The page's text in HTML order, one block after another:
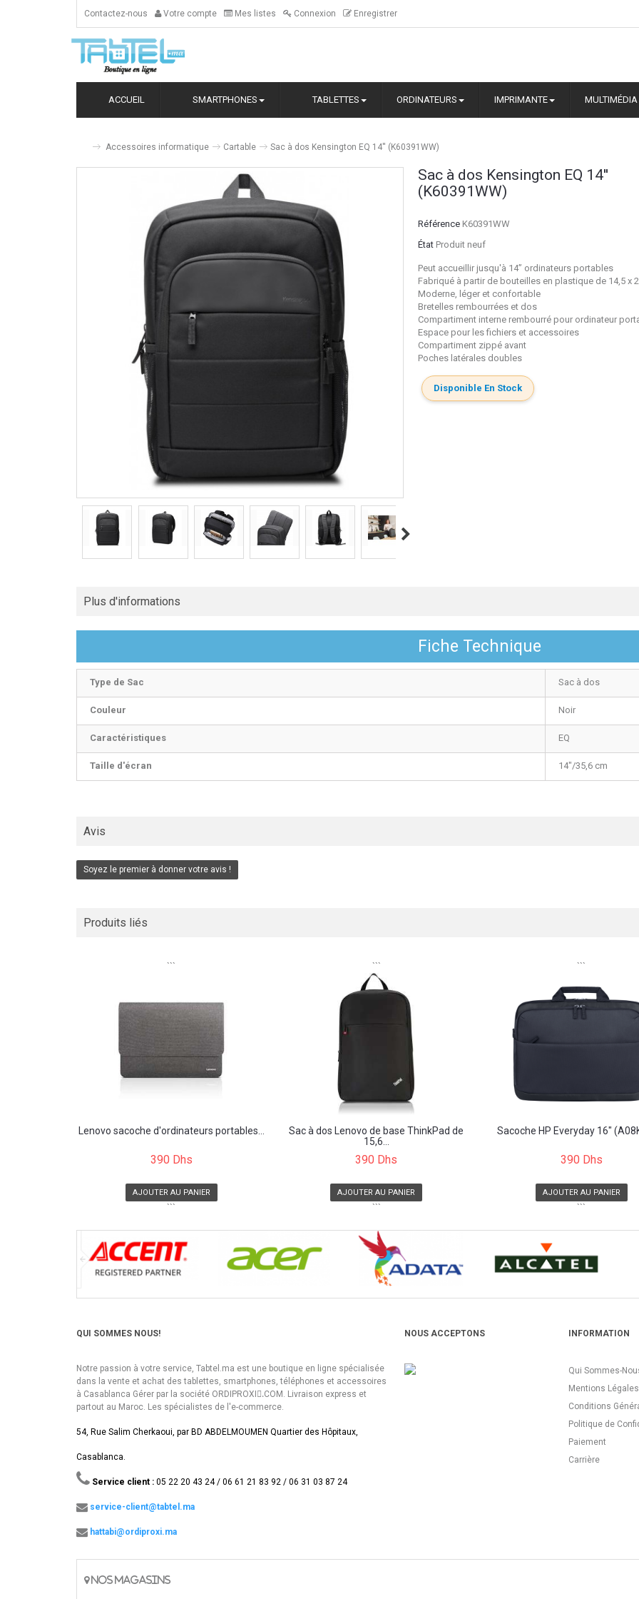
Contactez-nous Votre compte Mes listes Connexion Enregistrer
ACCUEIL SMARTPHONES TABLETTES ORDINATEURS IMPRIMANTE MULTIMÉDIA
Accessoires informatique Cartable Sac à dos Kensington EQ 14'' (K60391WW)
Sac à dos Kensington EQ 14''
(K60391WW)
Référence K60391WW
État Produit neuf
Peut accueillir jusqu'à 14” ordinateurs portables
Fabriqué à partir de bouteilles en plastique de 14,5 x
Moderne, léger et confortable
Bretelles rembourrées et dos
Compartiment interne rembourré pour ordinateur
Espace pour les fichiers et accessoires
Compartiment zippé avant
Poches latérales doubles
Disponible En Stock
Plus d'informations
Fiche Technique
Type de Sac Sac à dos
Couleur Noir
Caractéristiques EQ
Taille d'écran 14"/35,6 cm
Avis
Soyez le premier à donner votre avis !
Produits liés
```
Lenovo sacoche d'ordinateurs portables...
390 Dhs
AJOUTER AU PANIER
```
```
Sac à dos Lenovo de base ThinkPad de
15,6...
390 Dhs
AJOUTER AU PANIER
```
```
Sacoche HP Everyday 16"
390 Dhs
AJOUTER AU PANIER
```
QUI SOMMES NOUS!
Notre passion à votre service, Tabtel.ma est une boutique en ligne spécialisée
dans la vente et achat des tablettes, smartphones, téléphones et accessoires
à Casablanca Gérer par la société ORDIPROXI.ِCOM. Livraison express et
partout au Maroc. Les spécialistes de l'e-commerce.
54, Rue Salim Cherkaoui, par BD ABDELMOUMEN Quartier des Hôpitaux,
Casablanca.
Service client : 05 22 20 43 24 / 06 61 21 83 92 / 06 31 03 87 24
service-client@tabtel.ma
hattabi@ordiproxi.ma
NOUS ACCEPTONS INFORMATION
Qui Sommes-
Mentions Légales
Conditions
Politique de
Paiement
Carrière
NOS MAGASINS